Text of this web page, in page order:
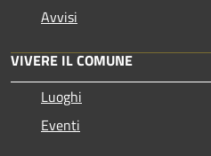
Avvisi
VIVERE IL COMUNE
Luoghi
Eventi